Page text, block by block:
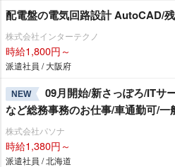
配電盤の電気回路設計 AutoCAD/
株式会社インターテクノ
時給1,800円～
派遣社員 / 大阪府
NEW
09月開始/新さっぽろ/ITサ
など総務事務のお仕事/車通勤可/一
株式会社パソナ
時給1,380円～
派遣社員 / 北海道